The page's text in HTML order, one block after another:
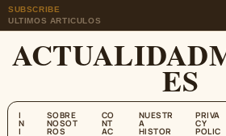
SUBSCRIBE
ULTIMOS ARTICULOS
ES
I
N
I
SOBRE
NOSOT
ROS
CO
NT
AC
NUESTR
A
HISTOR
PRIVA
CY
POLIC